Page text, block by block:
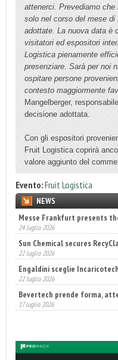
attenerci. Prevediamo
solo nel corso del mese di
adottate. La nuova data è
visitatori ed espositori
Logistica pienamente
presenziare. Sarà per noi
ospitare persone
contesto maggiormente
Mangelberger,
decisione adottata.
Con gli espositori
Fruit Logistica coprirà
valore aggiunto del
Evento:Fruit Logistica
NEWS
Messe Frankfurt presents
24 luglio 2026
Sun Chemical secures
22 luglio 2026
Engaldini sceglie Incaricotech
22 luglio 2026
Bevertech prende forma,
17 luglio 2026
Annunciati i finalisti dei
14 luglio 2026